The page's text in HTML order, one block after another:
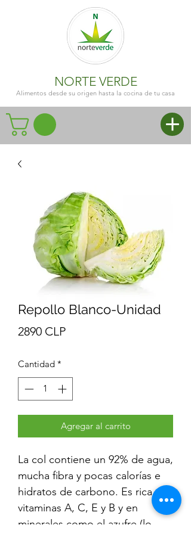
NORTE VERDE
Alimentos desde su origen hasta la cocina de tu casa
Repollo Blanco-Unidad
2890 CLPPrecio
Cantidad *
Agregar al carrito
La col contiene un 92% de agua,
mucha fibra y pocas calorías e
hidratos de carbono. Es rica en
vitaminas A, C, E y B y en
minerales como el azufre (lo